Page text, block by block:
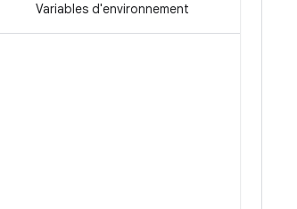
Variables d'environnement